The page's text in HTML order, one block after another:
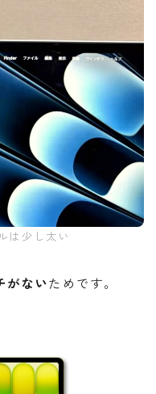
は少し太い
がないためです。